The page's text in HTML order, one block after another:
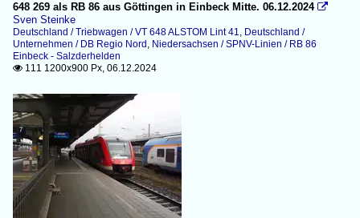
648 269 als RB 86 aus Göttingen in Einbeck Mitte. 06.12.2024 
Sven Steinke
Deutschland / Triebwagen / VT 648 ALSTOM Lint 41, Deutschland /
Unternehmen / DB Regio Nord , Niedersachsen / SPNV-Linien / RB 86
Einbeck - Salzderhelden
 111 1200x900 Px, 06.12.2024